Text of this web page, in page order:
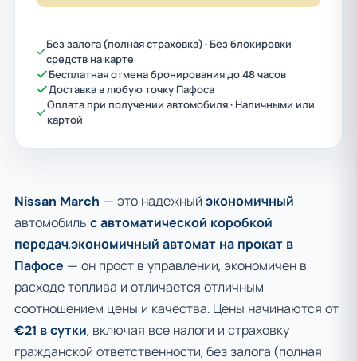
Без залога (полная страховка) · Без блокировки
средств на карте
Бесплатная отмена бронирования до 48 часов
Доставка в любую точку Пафоса
Оплата при получении автомобиля · Наличными или
картой
Nissan March — это надежный экономичный
автомобиль с автоматической коробкой
передач,экономичный автомат на прокат в
Пафосе — он прост в управлении, экономичен в
расходе топлива и отличается отличным
соотношением цены и качества. Цены начинаются от
€21 в сутки, включая все налоги и страховку
гражданской ответственности, без залога (полная